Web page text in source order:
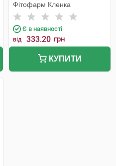
Фітофарм Кленка
Є в наявності
від 333.20 грн
КУПИТИ